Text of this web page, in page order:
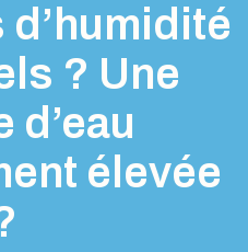
? Une
d’eau
élevée